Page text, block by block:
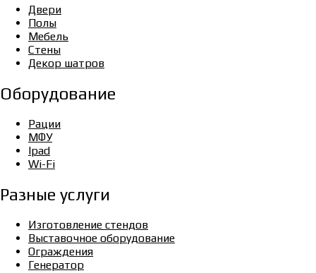
Двери
Полы
Мебель
Стены
Декор шатров
Оборудование
Рации
МФУ
Ipad
Wi-Fi
Разные услуги
Изготовление стендов
Выставочное оборудование
Ограждения
Генератор